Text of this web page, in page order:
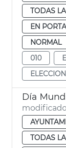
TODAS
EN
NORMAL
010
Día
TODAS